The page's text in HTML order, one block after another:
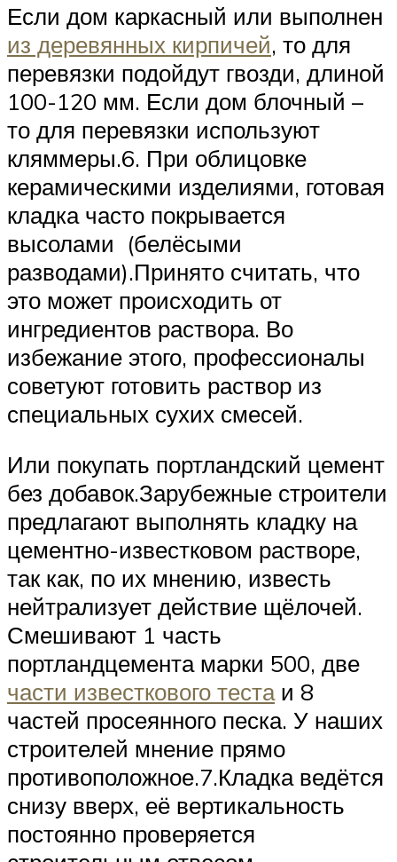
Если дом каркасный или выполнен
из деревянных кирпичей, то для
перевязки подойдут гвозди, длиной
100-120 мм. Если дом блочный –
то для перевязки используют
кляммеры.6. При облицовке
керамическими изделиями, готовая
кладка часто покрывается
высолами (белёсыми
разводами).Принято считать, что
это может происходить от
ингредиентов раствора. Во
избежание этого, профессионалы
советуют готовить раствор из
специальных сухих смесей.
Или покупать портландский цемент
без добавок.Зарубежные строители
предлагают выполнять кладку на
цементно-известковом растворе,
так как, по их мнению, известь
нейтрализует действие щёлочей.
Смешивают 1 часть
портландцемента марки 500, две
части известкового тестаи 8
частей просеянного песка. У наших
строителей мнение прямо
противоположное.7.Кладка ведётся
снизу вверх, её вертикальность
постоянно проверяется